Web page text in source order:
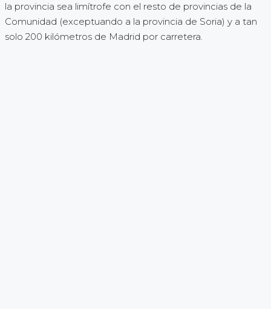
la provincia sea limítrofe con el resto de provincias de la
Comunidad (exceptuando a la provincia de Soria) y a tan
solo 200 kilómetros de Madrid por carretera.